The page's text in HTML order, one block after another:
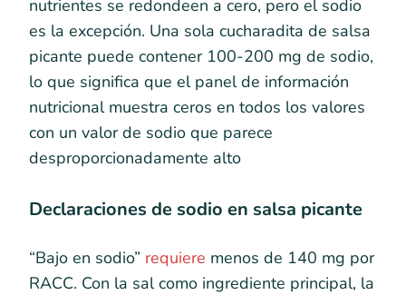
nutrientes se redondeen a cero, pero el sodio
es la excepción. Una sola cucharadita de salsa
picante puede contener 100-200 mg de sodio,
lo que significa que el panel de información
nutricional muestra ceros en todos los valores
con un valor de sodio que parece
desproporcionadamente alto
Declaraciones de sodio en salsa picante
“Bajo en sodio” requiere menos de 140 mg por
RACC. Con la sal como ingrediente principal, la